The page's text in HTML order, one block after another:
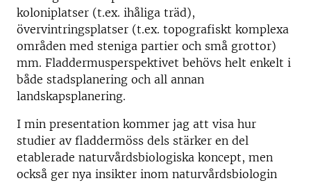
koloniplatser (t.ex. ihåliga träd),
övervintringsplatser (t.ex. topografiskt komplexa
områden med steniga partier och små grottor)
mm. Fladdermusperspektivet behövs helt enkelt i
både stadsplanering och all annan
landskapsplanering.
I min presentation kommer jag att visa hur
studier av fladdermöss dels stärker en del
etablerade naturvårdsbiologiska koncept, men
också ger nya insikter inom naturvårdsbiologin